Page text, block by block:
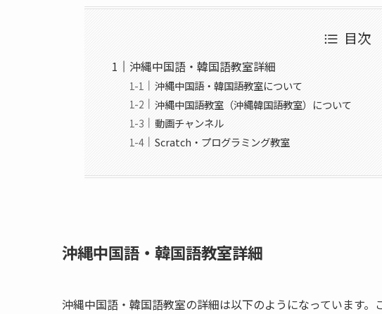
目次
沖縄中国語・韓国語教室詳細
沖縄中国語・韓国語教室について
沖縄中国語教室（沖縄韓国語教室）について
動画チャンネル
Scratch・プログラミング教室
沖縄中国語・韓国語教室詳細
沖縄中国語・韓国語教室の詳細は以下のようになっています